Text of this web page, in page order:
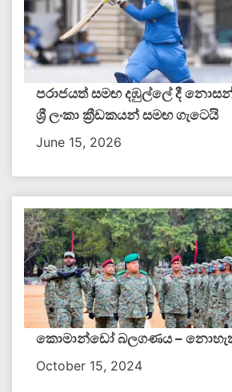
පරාජයත් සමඟ දඹුල්ලේ දී
ශ්‍රී ලංකා ක්‍රීඩකයන් සමඟ ගැටෙයි
June 15, 2026
කොමාන්ඩෝ බලගණය –
October 15, 2024